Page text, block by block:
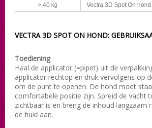
> 40 kg
Vectra 3D Spot On
VECTRA 3D SPOT ON HOND:
Toediening
Haal de applicator (=pipet) uit de
applicator rechtop en druk vervolgens op
om de punt te openen. De hond moet
comfortabele positie zijn. Spreid de vacht
zichtbaar is en breng de inhoud langzaam
de huid aan.